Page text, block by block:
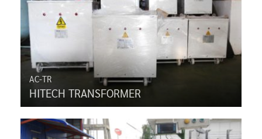
AC-TR
HITECH TRANSFORMER